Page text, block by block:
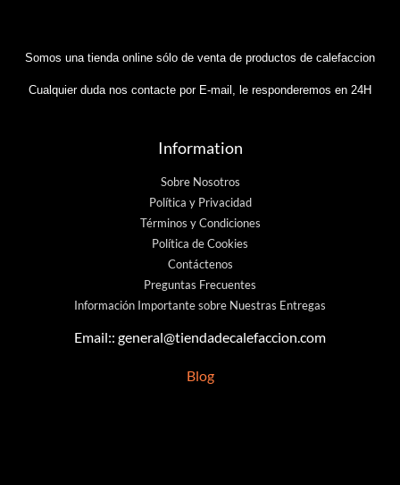
Somos una tienda online sólo de venta de productos de calefaccion
Cualquier duda nos contacte por E-mail, le responderemos en 24H
Information
Sobre Nosotros
Política y Privacidad
Términos y Condiciones
Política de Cookies
Contáctenos
Preguntas Frecuentes
Información Importante sobre Nuestras Entregas
Email:: general@tiendadecalefaccion.com
Blog